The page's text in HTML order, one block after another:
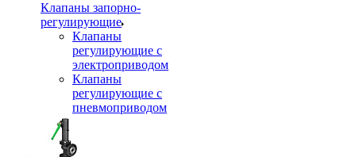
Клапаны запорно-
регулирующие
Клапаны
регулирующие с
электроприводом
Клапаны
регулирующие с
пневмоприводом